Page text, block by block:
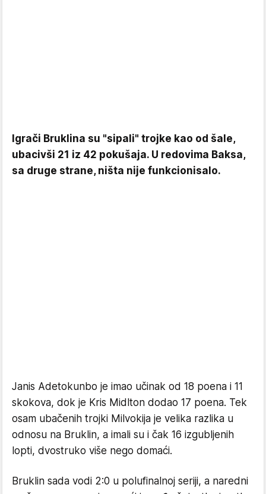
Igrači Bruklina su "sipali" trojke kao od šale,
ubacivši 21 iz 42 pokušaja. U redovima Baksa,
sa druge strane, ništa nije funkcionisalo.
Janis Adetokunbo je imao učinak od 18 poena i 11
skokova, dok je Kris Midlton dodao 17 poena. Tek
osam ubačenih trojki Milvokija je velika razlika u
odnosu na Bruklin, a imali su i čak 16 izgubljenih
lopti, dvostruko više nego domaći.
Bruklin sada vodi 2:0 u polufinalnoj seriji, a naredni